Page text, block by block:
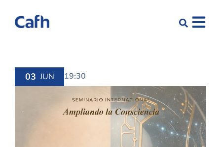
03 JUN 19:30